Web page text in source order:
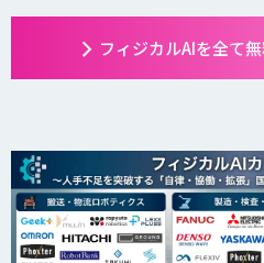
フィジカルAIを全て